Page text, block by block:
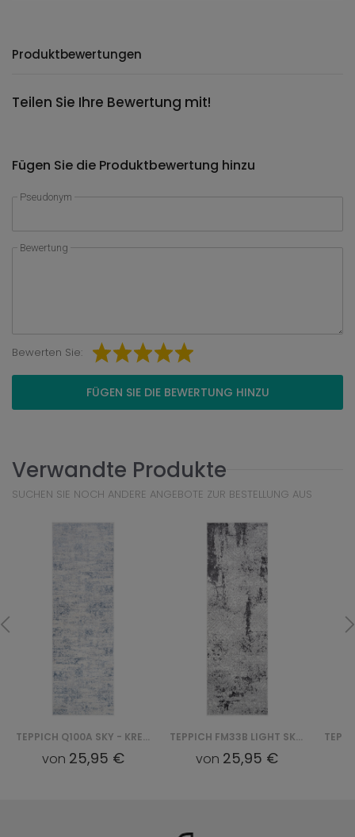
Produktbewertungen
Teilen Sie Ihre Bewertung mit!
Fügen Sie die Produktbewertung hinzu
Pseudonym
Bewertung
Bewerten Sie:
FÜGEN SIE DIE BEWERTUNG HINZU
Verwandte Produkte
SUCHEN SIE NOCH ANDERE ANGEBOTE ZUR BESTELLUNG AUS
TEPPICH Q100A SKY - KREMOWY
von 25,95 €
TEPPICH FM33B LIGHT SKY - SZARY
von 25,95 €